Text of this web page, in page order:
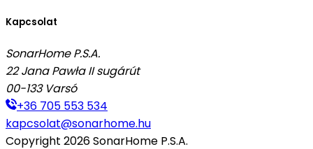
Kapcsolat
SonarHome P.S.A.
22 Jana Pawła II sugárút
00-133 Varsó
+36 705 553 534
kapcsolat@sonarhome.hu
Copyright 2026SonarHome P.S.A.